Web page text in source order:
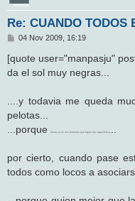
Re: CUANDO TODOS
M
n
a
04 Nov 2009, 16:19
[quote user="manpasju"
da el sol muy negras...
....y todavia me queda
pelotas...
...porque
ahora ya no nos tenemos que tapar con capuchas
por cierto, cuando pase
todos como locos a